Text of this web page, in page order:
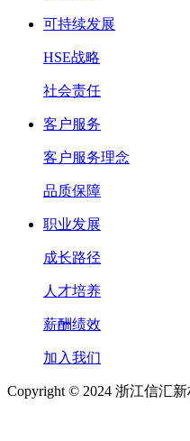
可持续发展
HSE战略
社会责任
客户服务
客户服务理念
品质保障
职业发展
成长路径
人才培养
薪酬绩效
加入我们
Copyright © 2024 浙江信汇